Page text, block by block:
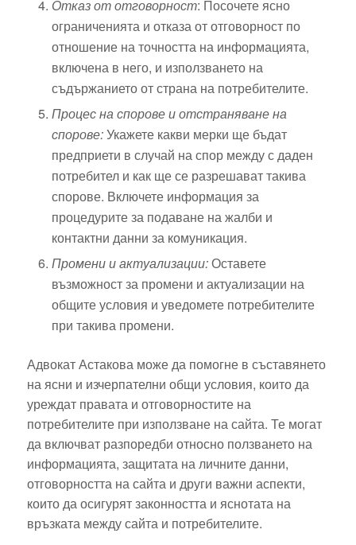
Отказ от отговорност: Посочете ясно
ограниченията и отказа от отговорност по
отношение на точността на информацията,
включена в него, и използването на
съдържанието от страна на потребителите.
Процес на спорове и отстраняване на
спорове:Укажете какви мерки ще бъдат
предприети в случай на спор между с даден
потребител и как ще се разрешават такива
спорове. Включете информация за
процедурите за подаване на жалби и
контактни данни за комуникация.
Промени и актуализации:Оставете
възможност за промени и актуализации на
общите условия и уведомете потребителите
при такива промени.
Адвокат Астакова може да помогне в съставянето
на ясни и изчерпателни общи условия, които да
уреждат правата и отговорностите на
потребителите при използване на сайта. Те могат
да включват разпоредби относно ползването на
информацията, защитата на личните данни,
отговорността на сайта и други важни аспекти,
които да осигурят законността и яснотата на
връзката между сайта и потребителите.